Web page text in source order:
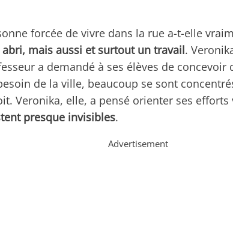
forcée de vivre dans la rue a-t-elle
abri, mais aussi et surtout un travail.
a demandé à ses élèves de concevoir
de la ville, beaucoup se sont
Veronika, elle, a pensé orienter ses
presque invisibles.
Advertisement